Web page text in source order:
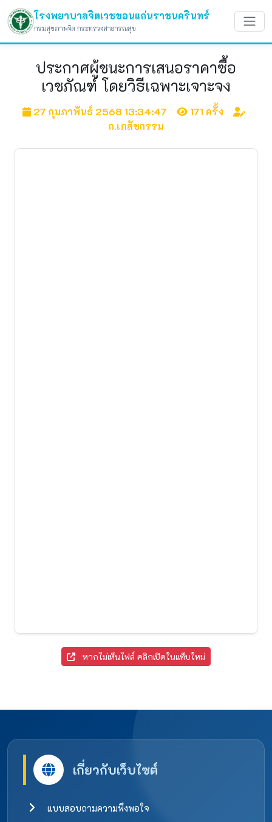
โรงพยาบาลจิตเวชขอนแก่นราชนครินทร์
กรมสุขภาพจิต กระทรวงสาธารณสุข
ประกาศผู้ชนะการเสนอราคาซื้อ
เวชภัณฑ์ โดยวิธีเฉพาะเจาะจง
27 กุมภาพันธ์ 2568 13:34:47
171 ครั้ง
ก.เภสัชกรรม
หากไม่เห็นไฟล์ คลิกเปิดในแท็บใหม่
เกี่ยวกับเว็บไซต์
แบบสอบถามความพึงพอใจ